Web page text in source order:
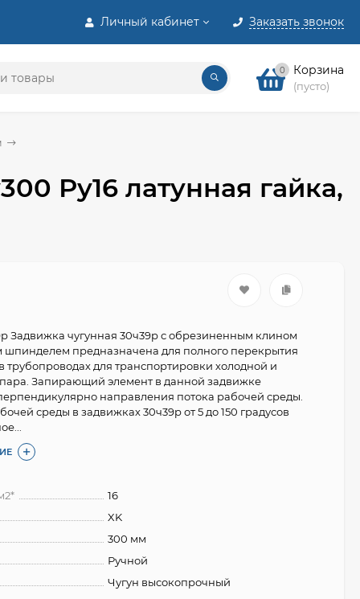
Личный кабинет Заказать звонок
0 Корзина
(пусто)
Ру16 латунная гайка,
Задвижка чугунная 30ч39р с обрезиненным клином
предназначена для полного перекрытия
трубопроводах для транспортировки холодной и
Запирающий элемент в данной задвижке
направления потока рабочей среды.
среды в задвижках 30ч39р от 5 до 150 градусов
16
XK
300 мм
Ручной
Чугун высокопрочный